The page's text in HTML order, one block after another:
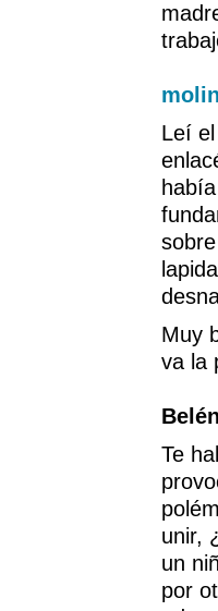
Leí
Muy
va la
Belén
Te
unir,
un
por